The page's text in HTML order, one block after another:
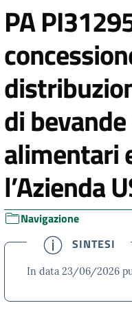
PA
di
alimentari
l’Azienda
Navigazione
SINTESI
In data 23/06/2026